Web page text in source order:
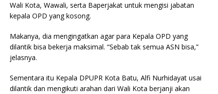
Wali Kota, Wawali, serta Baperjakat untuk mengisi jabatan
kepala OPD yang kosong.
Makanya, dia mengingatkan agar para Kepala OPD yang
dilantik bisa bekerja maksimal. “Sebab tak semua ASN bisa,”
jelasnya.
Sementara itu Kepala DPUPR Kota Batu, Alfi Nurhidayat usai
dilantik dan mengikuti arahan dari Wali Kota berjanji akan